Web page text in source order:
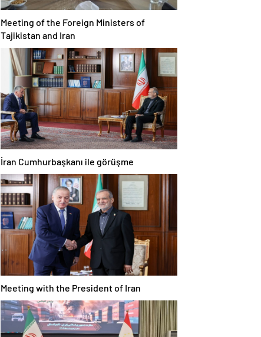
Meeting of the Foreign Ministers of
Tajikistan and Iran
İran Cumhurbaşkanı ile görüşme
Meeting with the President of Iran